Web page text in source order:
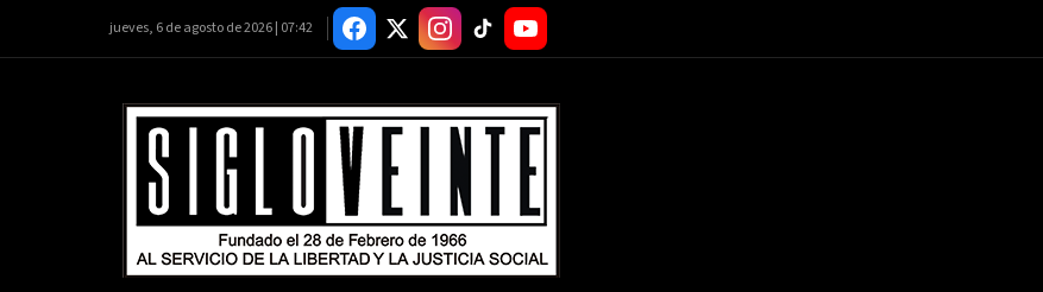
jueves, 6 de agosto de 2026 | 07:42